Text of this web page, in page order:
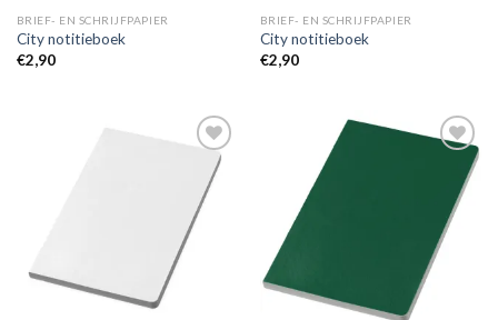
BRIEF- EN SCHRIJFPAPIER
City notitieboek
€2,90
BRIEF- EN SCHRIJFPAPIER
City notitieboek
€2,90
Toevoegen
wenslijst
Toevoegen
wenslijst